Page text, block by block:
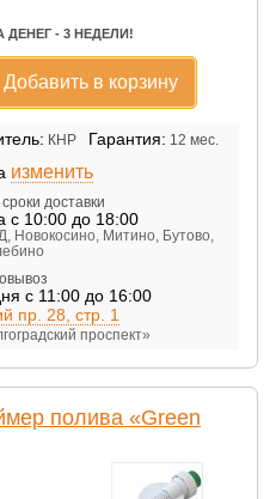
ДЕНЕГ - 3 НЕДЕЛИ!
Добавить в корзину
КНР Гарантия: 12 мес.
изменить
доставки
с 10:00 до 18:00
Новокосино, Митино, Бутово,
с 11:00 до 16:00
пр. 28, стр. 1
проспект»
полива «Green